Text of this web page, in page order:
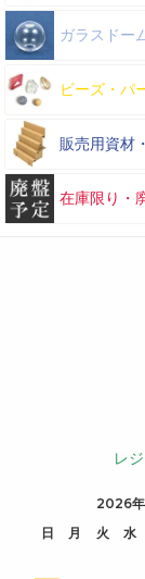
ガラスドー
ビーズ・パ
販売用資材
在庫限り・
レ
2026
日
月 火 水